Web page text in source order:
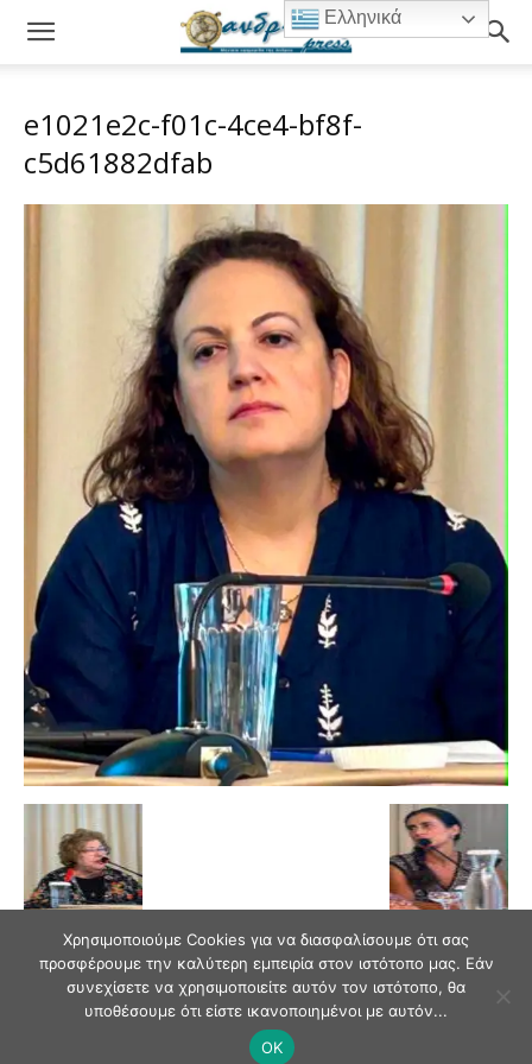
e1021e2c-f01c-4ce4-bf8f-
c5d61882dfab
© Andriaki Press 2025
Ελληνικά
Χρησιμοποιούμε Cookies για να διασφαλίσουμε ότι σας
προσφέρουμε την καλύτερη εμπειρία στον ιστότοπο μας. Εάν
συνεχίσετε να χρησιμοποιείτε αυτόν τον ιστότοπο, θα
υποθέσουμε ότι είστε ικανοποιημένοι με αυτόν...
OK